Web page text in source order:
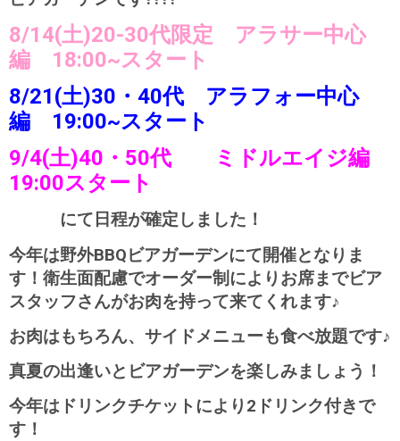
8/14(土)20-30代限定 アラサー中心
編 18:00~スタート
8/21(土)30・40代 アラフォー中心
編 19:00~スタート
9/4(土)40・50代 ミドルエイジ編
19:00スタート
にて日程が確定しました！
今年は野外BBQビアガーデンにて開催となりま
す！衛生面配慮でオーダー制によりお席までビア
スタッフさんがお肉を持って来てくれます♪
お肉はもちろん、サイドメニューも食べ放題です♪
真夏の出逢いとビアガーデンを楽しみましょう！
今年はドリンクチケットにより2ドリンク付きで
す！